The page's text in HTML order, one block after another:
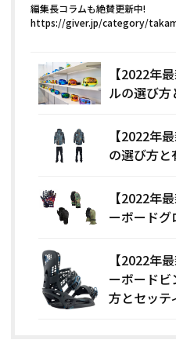
編集長コラムも絶賛更新中!
https://giver.jp/category/
【2022年
ルの選び
【2022年
の選び方
【2022年
ーボード
【2022年
ーボード
方とセッテ